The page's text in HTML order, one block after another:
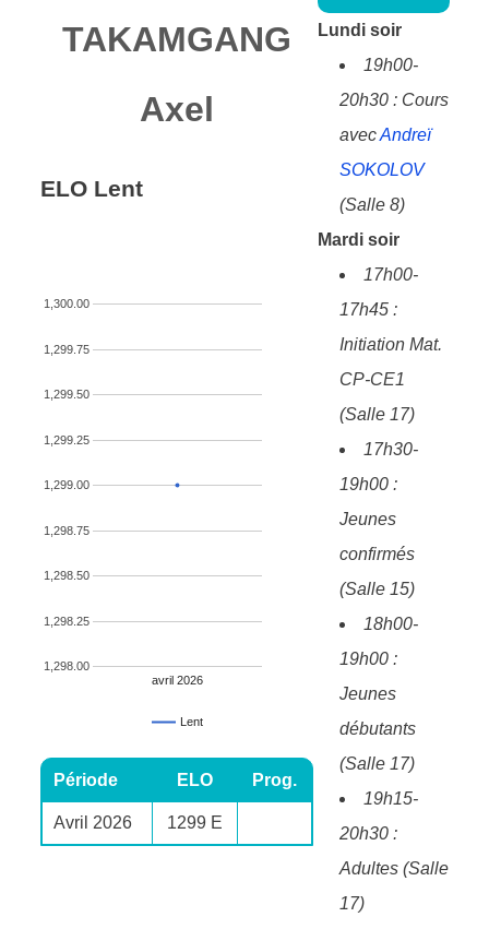
TAKAMGANG
Axel
ELO Lent
Lent
avril 2026
1,298.00
1,298.25
1,298.50
1,298.75
1,299.00
1,299.25
1,299.50
1,299.75
1,300.00
Période ELO Prog.
Avril 2026 1299 E
Lundi soir
19h00-
20h30 : Cours
avecAndreï
SOKOLOV
(Salle 8)
Mardi soir
17h00-
17h45 :
Initiation Mat.
CP-CE1
(Salle 17)
17h30-
19h00 :
Jeunes
confirmés
(Salle 15)
18h00-
19h00 :
Jeunes
débutants
(Salle 17)
19h15-
20h30 :
Adultes (Salle
17)